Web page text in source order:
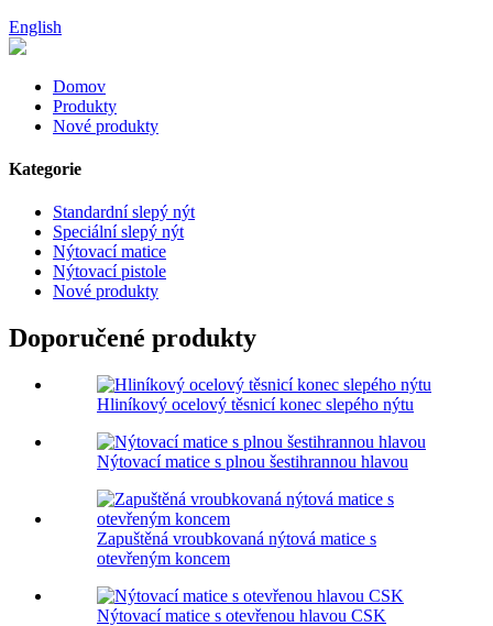
English
Domov
Produkty
Nové produkty
Kategorie
Standardní slepý nýt
Speciální slepý nýt
Nýtovací matice
Nýtovací pistole
Nové produkty
Doporučené produkty
Hliníkový ocelový těsnicí konec slepého nýtu
Nýtovací matice s plnou šestihrannou hlavou
Zapuštěná vroubkovaná nýtová matice s
otevřeným koncem
Nýtovací matice s otevřenou hlavou CSK